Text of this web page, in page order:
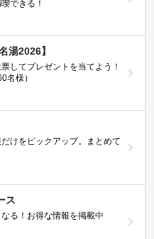
できる！
湯2026】
してプレゼントを当てよう！
名様）
けをピックアップ。まとめて
ス
る！お得な情報を掲載中